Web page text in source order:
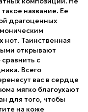
название. Ее
драгоценных
Таинственная
открывают
с
Всего
вас в сердце
мягко благоухают
для того, чтобы
на коже